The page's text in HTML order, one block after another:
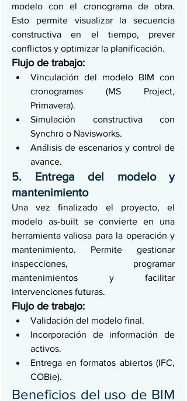
modelo con el cronograma de obra.
Esto permite visualizar la secuencia
constructiva en el tiempo, prever
conflictos y optimizar la planificación.
Flujo de trabajo:
Vinculación del modelo BIM con
cronogramas (MS Project,
Primavera).
Simulación constructiva con
Synchro o Navisworks.
Análisis de escenarios y control de
avance.
5. Entrega del modelo y
mantenimiento
Una vez finalizado el proyecto, el
modelo as-built se convierte en una
herramienta valiosa para la operación y
mantenimiento. Permite gestionar
inspecciones, programar
mantenimientos y facilitar
intervenciones futuras.
Flujo de trabajo:
Validación del modelo final.
Incorporación de información de
activos.
Entrega en formatos abiertos (IFC,
COBie).
Beneficios del uso de BIM